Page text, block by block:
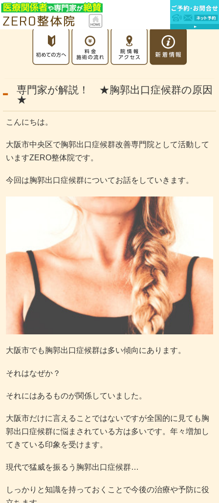
専門家が解説！ ★胸郭出口症候群の原因
★
こんにちは。
大阪市中央区で胸郭出口症候群改善専門院として活動して
いますZERO整体院です。
今回は胸郭出口症候群についてお話をしていきます。
大阪市でも胸郭出口症候群は多い傾向にあります。
それはなぜか？
それにはあるものが関係していました。
大阪市だけに言えることではないですが全国的に見ても胸
郭出口症候群に悩まされている方は多いです。年々増加し
てきている印象を受けます。
現代で猛威を振るう胸郭出口症候群…
しっかりと知識を持っておくことで今後の治療や予防に役